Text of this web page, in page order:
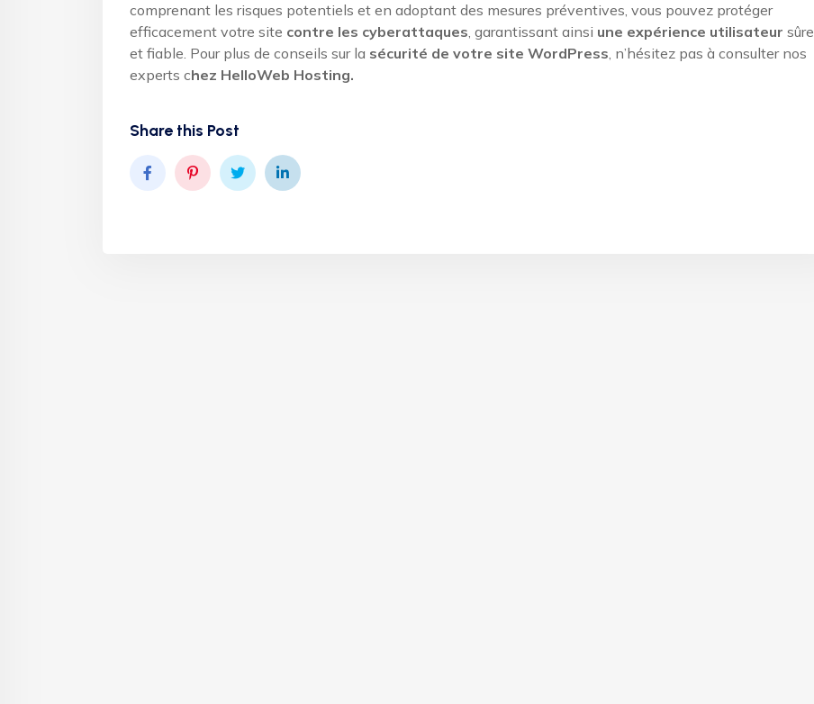
comprenant les risques potentiels et en adoptant des mesures préventives, vous pouvez protéger
efficacement votre site contre les cyberattaques, garantissant ainsi une expérience utilisateur sûre
et fiable. Pour plus de conseils sur la sécurité de votre site WordPress, n’hésitez pas à consulter nos
experts chez HelloWeb Hosting.
Share this Post